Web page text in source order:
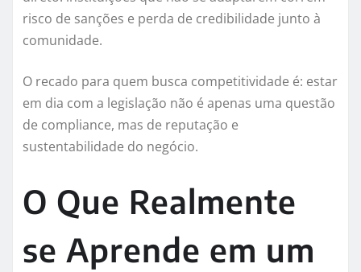
risco de sanções e perda de credibilidade junto à
comunidade.
O recado para quem busca competitividade é: estar
em dia com a legislação não é apenas uma questão
de compliance, mas de reputação e
sustentabilidade do negócio.
O Que Realmente
se Aprende em um